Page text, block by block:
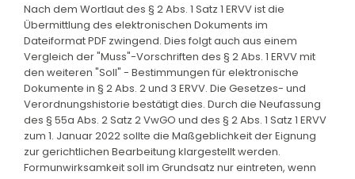
Nach dem Wortlaut des § 2 Abs. 1 Satz 1 ERVV ist die
Übermittlung des elektronischen Dokuments im
Dateiformat PDF zwingend. Dies folgt auch aus einem
Vergleich der "Muss"-Vorschriften des § 2 Abs. 1 ERVV mit
den weiteren "Soll" - Bestimmungen für elektronische
Dokumente in § 2 Abs. 2 und 3 ERVV. Die Gesetzes- und
Verordnungshistorie bestätigt dies. Durch die Neufassung
des § 55a Abs. 2 Satz 2 VwGO und des § 2 Abs. 1 Satz 1 ERVV
zum 1. Januar 2022 sollte die Maßgeblichkeit der Eignung
zur gerichtlichen Bearbeitung klargestellt werden.
Formunwirksamkeit soll im Grundsatz nur eintreten, wenn